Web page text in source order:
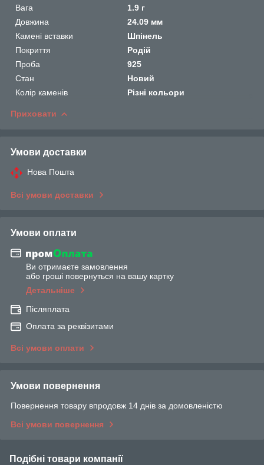
Вага
1.9 г
Довжина
24.09 мм
Камені вставки
Шпінель
Покриття
Родій
Проба
925
Стан
Новий
Колір каменів
Різні кольори
Приховати
Умови доставки
Нова Пошта
Всі умови доставки
Умови оплати
Ви отримаєте замовлення
або гроші повернуться на вашу картку
Детальніше
Післяплата
Оплата за реквізитами
Всі умови оплати
Умови повернення
Повернення товару впродовж 14 днів за домовленістю
Всі умови повернення
Подібні товари компанії